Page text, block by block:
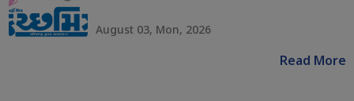
August 03, Mon, 2026
Read More